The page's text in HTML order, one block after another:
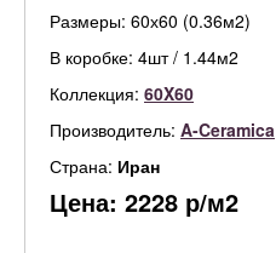
Размеры: 60х60 (0.36м2)
В коробке: 4шт / 1.44м2
Коллекция: 60X60
Производитель: A-Ceramica
Страна: Иран
Цена: 2228 р/м2